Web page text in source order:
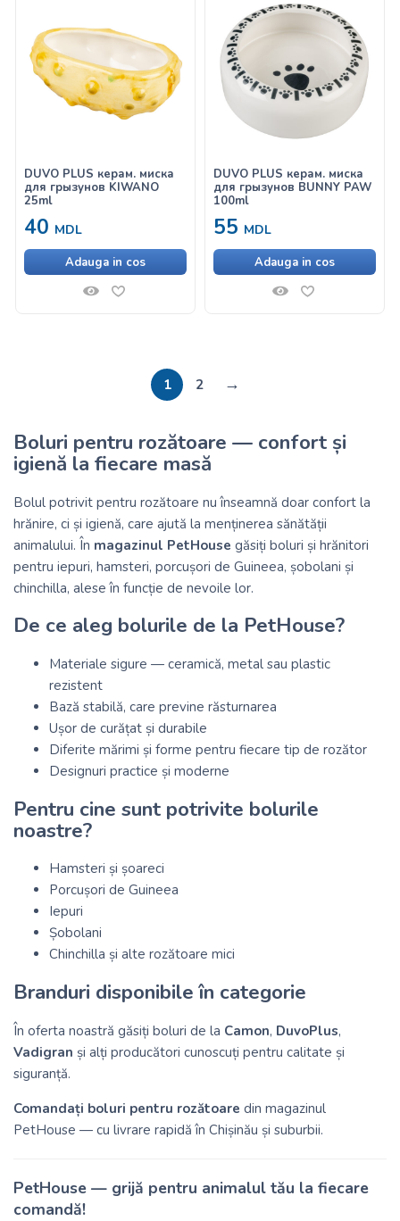
DUVO PLUS керам. миска
для грызунов KIWANO
25ml
40 MDL
Adauga in cos
DUVO PLUS керам. миска
для грызунов BUNNY PAW
100ml
55 MDL
Adauga in cos
1 2 →
Boluri pentru rozătoare — confort și
igienă la fiecare masă
Bolul potrivit pentru rozătoare nu înseamnă doar confort la
hrănire, ci și igienă, care ajută la menținerea sănătății
animalului. În magazinul PetHouse găsiți boluri și hrănitori
pentru iepuri, hamsteri, porcușori de Guineea, șobolani și
chinchilla, alese în funcție de nevoile lor.
De ce aleg bolurile de la PetHouse?
Materiale sigure — ceramică, metal sau plastic
rezistent
Bază stabilă, care previne răsturnarea
Ușor de curățat și durabile
Diferite mărimi și forme pentru fiecare tip de rozător
Designuri practice și moderne
Pentru cine sunt potrivite bolurile
noastre?
Hamsteri și șoareci
Porcușori de Guineea
Iepuri
Șobolani
Chinchilla și alte rozătoare mici
Branduri disponibile în categorie
În oferta noastră găsiți boluri de la Camon, DuvoPlus,
Vadigran și alți producători cunoscuți pentru calitate și
siguranță.
Comandați boluri pentru rozătoare din magazinul
PetHouse — cu livrare rapidă în Chișinău și suburbii.
PetHouse — grijă pentru animalul tău la fiecare
comandă!